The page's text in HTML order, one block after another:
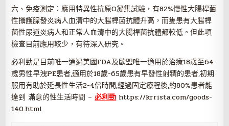
六、免疫測定：應用特異性抗原O凝集試驗，有82%慢性大腸桿菌
性攝護腺發炎病人血清中的大腸桿菌抗體升高，而隻患有大腸桿
菌性尿道炎病人和正常人血清中的大腸桿菌抗體都較低。但此項
檢查目前應用較少，有待深入研究。
必利勁是目前唯一通過美國FDA及歐盟唯一適用於治療18歲至64
歲男性早洩PE患者,適用於18歲-65歲患有早發性射精的患者,初期
服用有助於延長性生活2-4倍時間,經過固定療程後,約80%患者能
達到 滿意的性生活時間 –必利勁 https://krrista.com/goods-
140.html